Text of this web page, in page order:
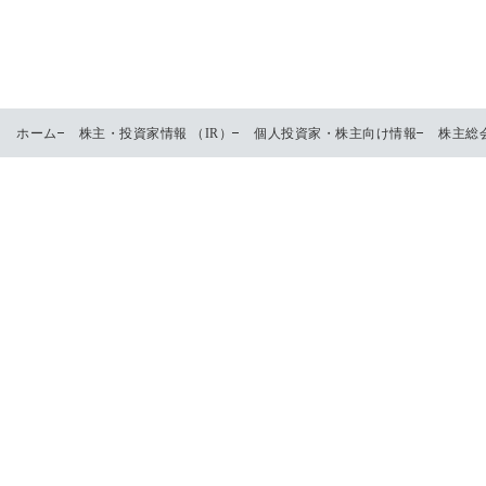
ホーム 株主・投資家情報 （IR） 個人投資家・株主向け情報 株主総